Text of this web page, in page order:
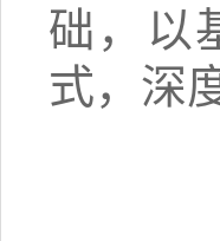
础，以
式，深